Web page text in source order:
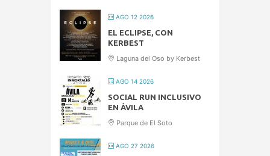
AGO 12 2026
EL ECLIPSE, CON
KERBEST
Laguna del Oso by Kerbest
AGO 14 2026
SOCIAL RUN INCLUSIVO
EN ÁVILA
Parque de El Soto
AGO 27 2026